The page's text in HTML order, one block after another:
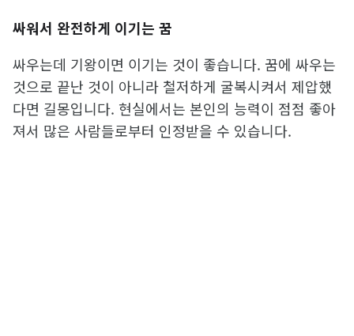
싸워서 완전하게 이기는 꿈
싸우는데 기왕이면 이기는 것이 좋습니다. 꿈에 싸우는
것으로 끝난 것이 아니라 철저하게 굴복시켜서 제압했
다면 길몽입니다. 현실에서는 본인의 능력이 점점 좋아
져서 많은 사람들로부터 인정받을 수 있습니다.